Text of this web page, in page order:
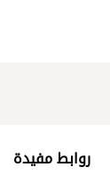
روابط مفيدة